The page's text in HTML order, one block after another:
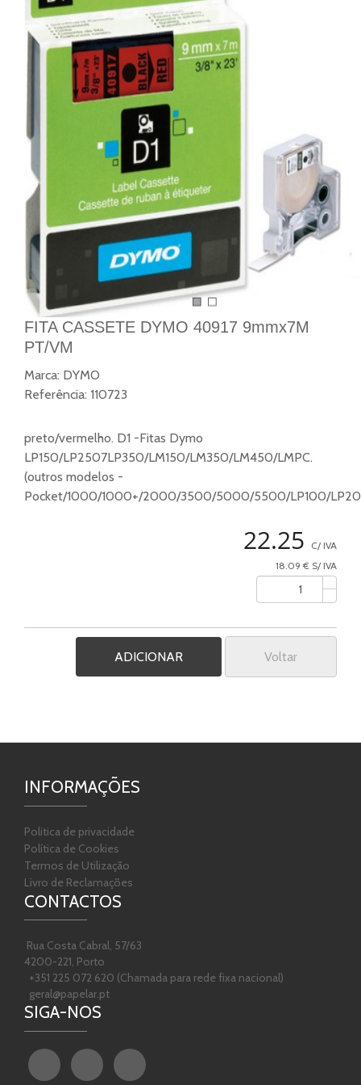
FITA CASSETE DYMO 40917 9mmx7M
PT/VM
Marca: DYMO
Referência: 110723
preto/vermelho. D1 -Fitas Dymo
LP150/LP2507LP350/LM150/LM350/LM450/LMPC.
(outros modelos -
Pocket/1000/1000+/2000/3500/5000/5500/LP100/
22.25
C/ IVA
18.09 € S/ IVA
Voltar
INFORMAÇÕES
Politica de privacidade
Política de Cookies
Termos de Utilização
Livro de Reclamações
CONTACTOS
Rua Costa Cabral, 57/63
4200-221, Porto
+351 225 072 620 (Chamada para rede fixa nacional)
geral@papelar.pt
SIGA-NOS